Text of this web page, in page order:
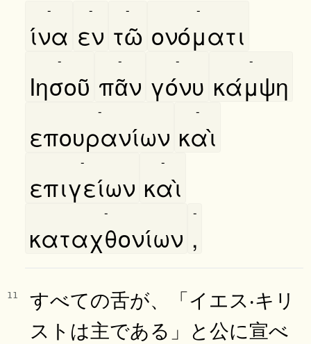
ίνα
-
εν
-
τῶ
-
ονόματι
-
Ιησοῦ
-
πᾶν
-
γόνυ
-
κάμψη
-
επουρανίων
-
καὶ
-
επιγείων
-
καὶ
-
καταχθονίων
-
,
-
11
すべての舌が、「イエス‧キリ
ストは主である」と公に宣べ